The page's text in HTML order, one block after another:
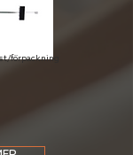
förpackning